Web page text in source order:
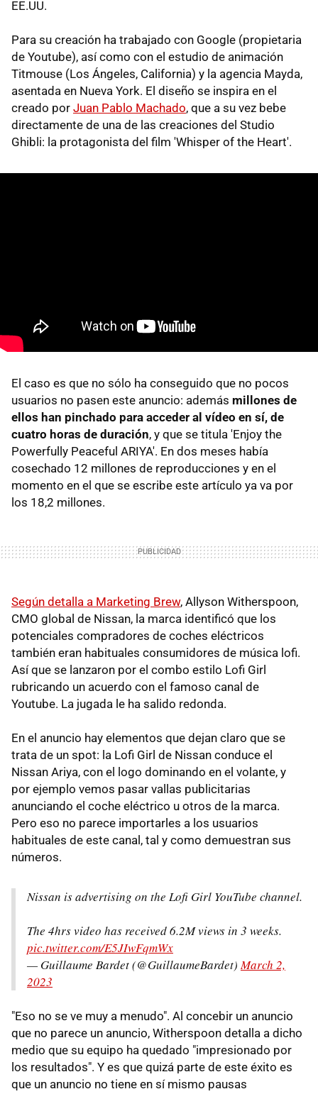
EE.UU.
Para su creación ha trabajado con Google (propietaria
de Youtube), así como con el estudio de animación
Titmouse (Los Ángeles, California) y la agencia Mayda,
asentada en Nueva York. El diseño se inspira en el
creado por Juan Pablo Machado, que a su vez bebe
directamente de una de las creaciones del Studio
Ghibli: la protagonista del film 'Whisper of the Heart'.
El caso es que no sólo ha conseguido que no pocos
usuarios no pasen este anuncio: además millones de
ellos han pinchado para acceder al vídeo en sí, de
cuatro horas de duración, y que se titula 'Enjoy the
Powerfully Peaceful ARIYA'. En dos meses había
cosechado 12 millones de reproducciones y en el
momento en el que se escribe este artículo ya va por
los 18,2 millones.
Según detalla a Marketing Brew, Allyson Witherspoon,
CMO global de Nissan, la marca identificó que los
potenciales compradores de coches eléctricos
también eran habituales consumidores de música lofi.
Así que se lanzaron por el combo estilo Lofi Girl
rubricando un acuerdo con el famoso canal de
Youtube. La jugada le ha salido redonda.
En el anuncio hay elementos que dejan claro que se
trata de un spot: la Lofi Girl de Nissan conduce el
Nissan Ariya, con el logo dominando en el volante, y
por ejemplo vemos pasar vallas publicitarias
anunciando el coche eléctrico u otros de la marca.
Pero eso no parece importarles a los usuarios
habituales de este canal, tal y como demuestran sus
números.
Nissan is advertising on the Lofi Girl YouTube channel.
The 4hrs video has received 6.2M views in 3 weeks.
pic.twitter.com/E5JIwFqmWx
— Guillaume Bardet (@GuillaumeBardet)March 2,
2023
"Eso no se ve muy a menudo". Al concebir un anuncio
que no parece un anuncio, Witherspoon detalla a dicho
medio que su equipo ha quedado "impresionado por
los resultados". Y es que quizá parte de este éxito es
que un anuncio no tiene en sí mismo pausas